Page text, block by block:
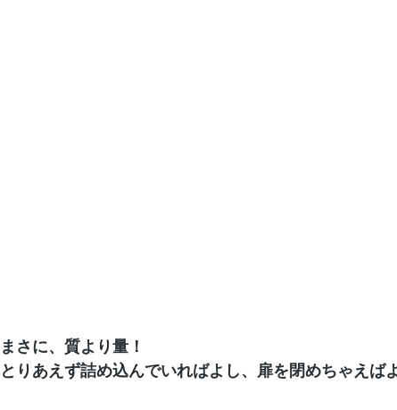
まさに、質より量！
とりあえず詰め込んでいればよし、扉を閉めちゃえばよ